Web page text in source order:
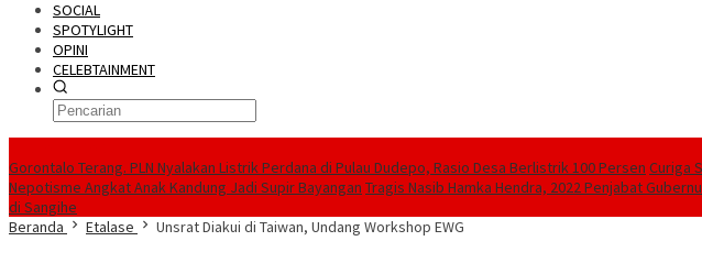
SOCIAL
SPOTYLIGHT
OPINI
CELEBTAINMENT
Gorontalo Terang. PLN Nyalakan Listrik Perdana di Pulau Dudepo, Rasio Desa Berlistrik 100 Persen Curiga
Nepotisme Angkat Anak Kandung Jadi Supir Bayangan Tragis Nasib Hamka Hendra, 2022 Penjabat
di Sangihe
Beranda
Etalase Unsrat Diakui di Taiwan, Undang Workshop EWG